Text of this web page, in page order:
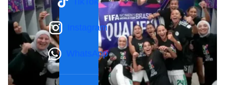
Instagram
WhatsApp